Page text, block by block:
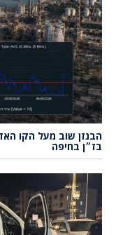
בז״ן בחיפה